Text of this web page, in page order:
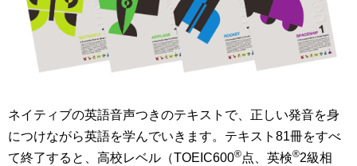
ネイティブの英語音声つきのテキスト で、正しい発音を身
につけながら英語を学んでいきます。テキスト81冊をすべ
て終了すると、 高校レベル（TOEIC600®点、英検®2級相